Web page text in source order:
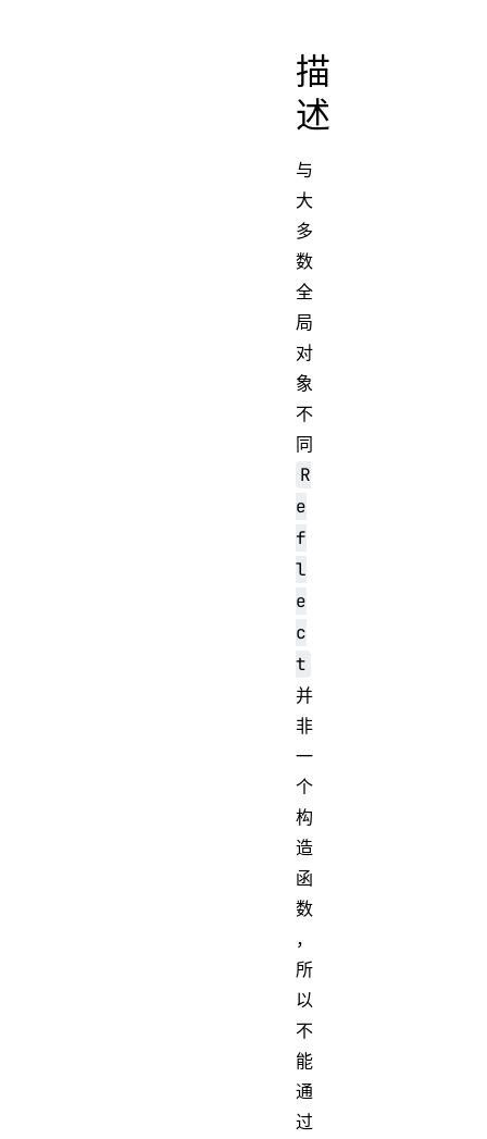
描
述
与
大
多
数
全
局
对
象
不
同
R
e
f
l
e
c
t
并
非
一
个
构
造
函
数
，
所
以
不
能
通
过